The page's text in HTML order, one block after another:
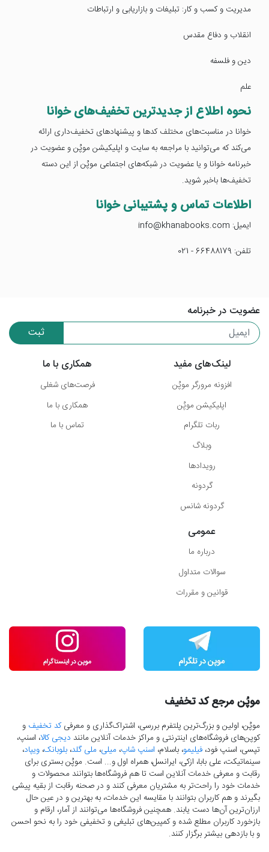
مدیریت و کسب و کار: تبلیغات و بازاریابی و ارتباطات
انقلاب و دفاع مقدس
دین و فلسفه
علم
نحوه اطلاع از جدیدترین تخفیف‌های خوانا
خوانا در مناسبت‌های مختلف کدها و پیشنهادهای تخفیف‌داری ارائه
می‌کند که می‌توانید با مراجعه به سایت و اپلیکیشن موپُن و عضویت در
خبرنامه خوانا و یا عضویت در شبکه‌های اجتماعی موپُن از این دسته
تخفیف‌ها باخبر شوید.
اطلاعات تماس و پشتیبانی خوانا
ایمیل: info@khanabooks.com
تلفن: 66488179 - 021
عضویت در خبرنامه
ثبت
لینک‌های مفید
افزونه مرورگر موپُن
اپلیکیشن موپُن
ربات تلگرام
وبلاگ
رویدادها
گردونه
گردونه شانس
همکاری با ما
فرصت‌های شغلی
همکاری با ما
تماس با ما
عمومی
درباره ما
سوالات متداول
قوانین و مقررات
موپُن مرجع کد تخفیف
موپُن، اولین و بزرگ‌ترین پلتفرم بررسی، اشتراک‌گذاری و معرفیکد تخفیف و
کوپن‌های فروشگاه‌های اینترنتی و مراکز خدمات آنلاین مانند دیجی کالا، اسنپ،
تپسی، اسنپ فود، فیلیمو، باسلام، اسنپ شاپ، میلی، ملی گلد، بلوبانک، ویپاد،
سینماتیکت، علی بابا، ازکی، ایرانسل، همراه اول و... است. موپُن بستری برای
رقابت و معرفی خدمات آنلاین است تا هم فروشگاه‌ها بتوانند محصولات و
خدمات خود را راحت‌تر به مشتریان معرفی کنند و در صحنه رقابت از بقیه پیشی
بگیرند و هم کاربران بتوانند با مقایسه این خدمات، به بهترین و در عین حال
ارزان‌ترین آن‌ها دست‌ یابند. همچنین فروشگاه‌ها می‌توانند از آمار، ارقام و
بازخورد کاربران مطلع شده و کمپین‌های تبلیغی و تخفیفی خود را به نحو احسن
و با بازدهی بیشتر برگزار کنند.